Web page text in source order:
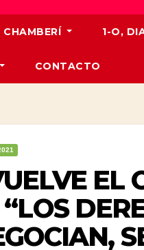
CHAMBERÍ 1-O,
CONTACTO
EL
“LOS